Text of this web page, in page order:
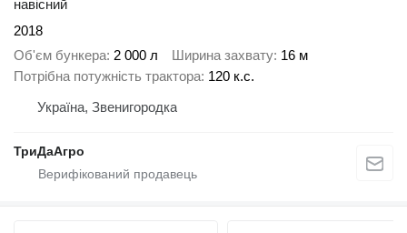
навісний
2018
Об'єм бункера 2 000 л Ширина захвату 16 м
Потрібна потужність трактора 120 к.с.
Україна, Звенигородка
ТриДаАгро